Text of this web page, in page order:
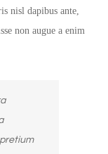
nisl dapibus ante,
non augue a enim